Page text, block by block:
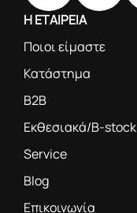
Η ΕΤΑΙΡΕΙΑ
Ποιοι είμαστε
Κατάστημα
B2B
Εκθεσιακά/B-stock
Service
Blog
Επικοινωνία